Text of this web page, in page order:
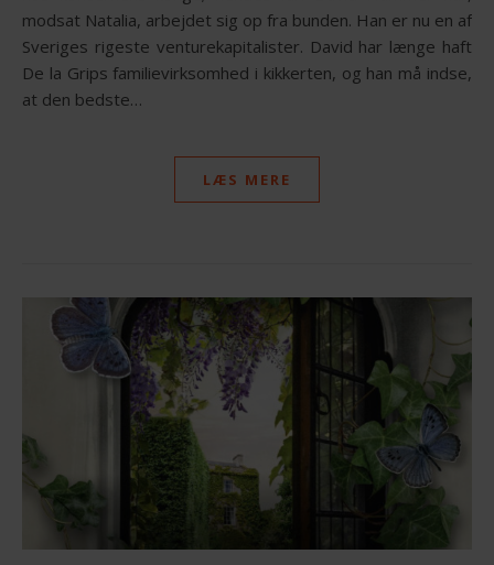
modsat Natalia, arbejdet sig op fra bunden. Han er nu en af
Sveriges rigeste venturekapitalister. David har længe haft
De la Grips familievirksomhed i kikkerten, og han må indse,
at den bedste…
LÆS MERE